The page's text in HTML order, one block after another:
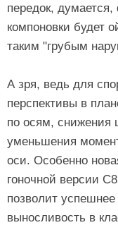
передок,
компоновки будет
таким "грубым
А зря, ведь для
перспективы в
по осям, снижения
уменьшения
оси. Особенно
гоночной версии
позволит успешнее
выносливость в